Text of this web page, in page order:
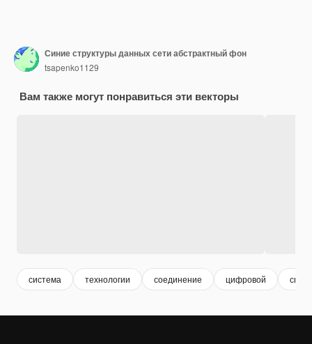
Синие структуры данных сети абстрактный фон
tsapenko1129
Вам также могут понравиться эти векторы
система технологии соединение цифровой связь